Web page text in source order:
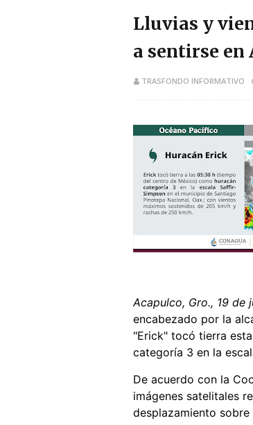
Lluvias y
a sentirse en
TRASFONDO INFORMATIVO
Acapulco, Gro., 19 de
encabezado por la
"Erick" tocó tierra
categoría 3 en la
De acuerdo con la
imágenes satelitales
desplazamiento